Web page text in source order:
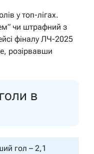
у топ-лігах.
чи штрафний з
фіналу ЛЧ-2025
розірвавши
в
гол – 2,1